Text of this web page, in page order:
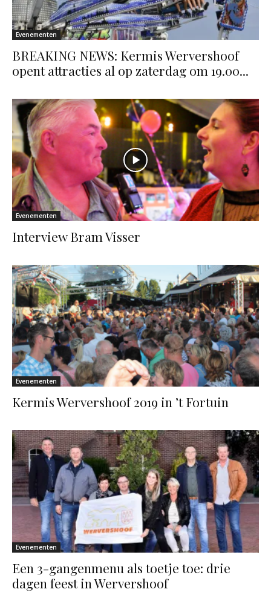
Evenementen
BREAKING NEWS: Kermis Wervershoof
opent attracties al op zaterdag om 19.00...
Evenementen
Interview Bram Visser
Evenementen
Kermis Wervershoof 2019 in ’t Fortuin
Evenementen
Een 3-gangenmenu als toetje toe: drie
dagen feest in Wervershoof